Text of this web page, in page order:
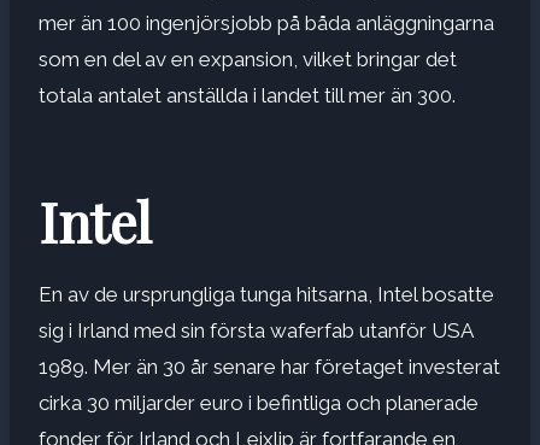
mer än 100 ingenjörsjobb på båda anläggningarna
som en del av en expansion, vilket bringar det
totala antalet anställda i landet till mer än 300.
Intel
En av de ursprungliga tunga hitsarna, Intel bosatte
sig i Irland med sin första waferfab utanför USA
1989. Mer än 30 år senare har företaget investerat
cirka 30 miljarder euro i befintliga och planerade
fonder för Irland och Leixlip är fortfarande en